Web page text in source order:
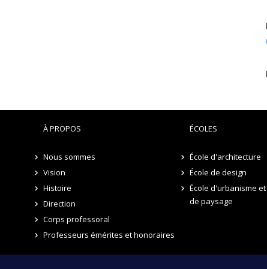
À PROPOS
Nous sommes
Vision
Histoire
Direction
Corps professoral
Professeurs émérites et honoraires
ÉCOLES
École d'architecture
École de design
École d'urbanisme
de paysage